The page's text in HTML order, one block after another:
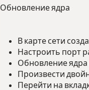
Обновление ядра
В карте сети
Настроить порт
Обновление ядра
Произвести
Перейти на